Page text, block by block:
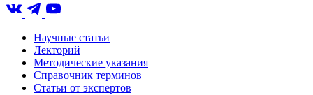
Научные статьи
Лекторий
Методические указания
Справочник терминов
Статьи от экспертов